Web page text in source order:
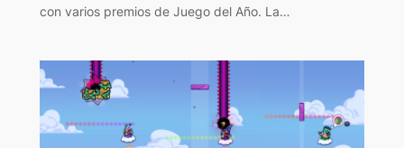
con varios premios de Juego del Año. La…